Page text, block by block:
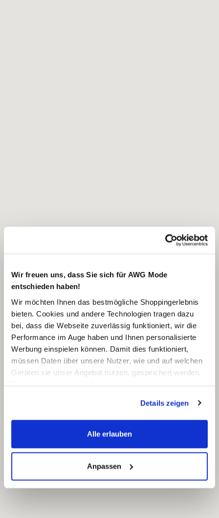
Wir freuen uns, dass Sie sich für AWG Mode
entschieden haben!
Wir möchten Ihnen das bestmögliche Shoppingerlebnis
bieten. Cookies und andere Technologien tragen dazu
bei, dass die Webseite zuverlässig funktioniert, wir die
Performance im Auge haben und Ihnen personalisierte
Werbung einspielen können. Damit dies funktioniert,
müssen Daten über unsere Nutzer, wie und auf welchen
Geräten sie unser Angebot nutzen, gespeichert werden.
werden, werden bei der Nutzung der Webseite auf jeden
Fall gesetzt. Cookies von Drittanbietern für Analyse- oder
Trackingzwecke werden nur dann aktiviert, wenn Sie das
erlauben" bzw. "Alle erlauben" klicken. Mehr dazu
(einschließlich der Möglichkeit, die Einwilligungserklärung
zu ändern oder zu widerrufen) erfahren Sie in unserem
Cookie-Hinweisbzw. derDatenschutzerklärung.
Details zeigen
Alle erlauben
Anpassen